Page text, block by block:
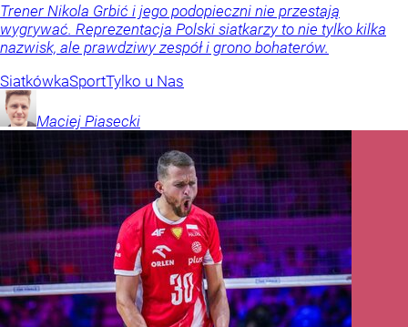
Trener Nikola Grbić i jego podopieczni nie przestają
wygrywać. Reprezentacja Polski siatkarzy to nie tylko kilka
nazwisk, ale prawdziwy zespół i grono bohaterów.
SiatkówkaSportTylko u Nas
Maciej Piasecki